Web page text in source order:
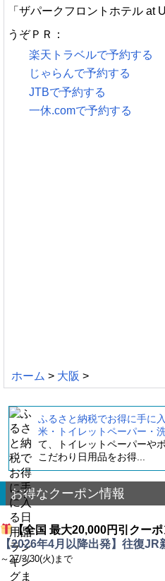
「ザパークフロントホテル at
うぞＰＲ：
楽天トラベルで予約する
じゃらんで予約する
JTBで予約する
一休.comで予約する
ホーム > 大阪 >
ふるさと納税でお得に手に
米・トイレットペーパー・
て、トイレットペーパーや
こだわり日用品をお得...
お得なクーポン情報
【全国 最大20,000円引クー
【2026年4月以降出発】往復JR
～27/3/30(火)まで